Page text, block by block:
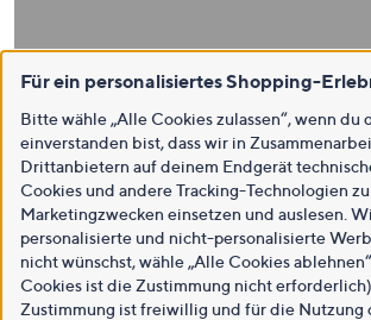
Für ein personalisiertes Shopping-
Bitte wähle „Alle Cookies zulassen“, wenn du
einverstanden bist, dass wir in
Drittanbietern auf deinem Endgerät
Cookies und andere Tracking-Technologien
Marketingzwecken einsetzen und auslesen.
personalisierte und nicht-personalisierte
nicht wünschst, wähle „Alle Cookies
Cookies ist die Zustimmung nicht
Zustimmung ist freiwillig und für die Nutzung